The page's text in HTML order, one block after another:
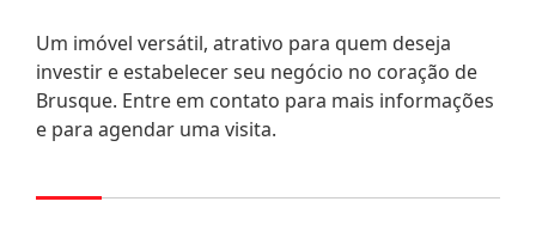
Um imóvel versátil, atrativo para quem deseja
investir e estabelecer seu negócio no coração de
Brusque. Entre em contato para mais informações
e para agendar uma visita.